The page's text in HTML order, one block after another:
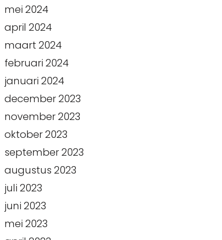
mei 2024
april 2024
maart 2024
februari 2024
januari 2024
december 2023
november 2023
oktober 2023
september 2023
augustus 2023
juli 2023
juni 2023
mei 2023